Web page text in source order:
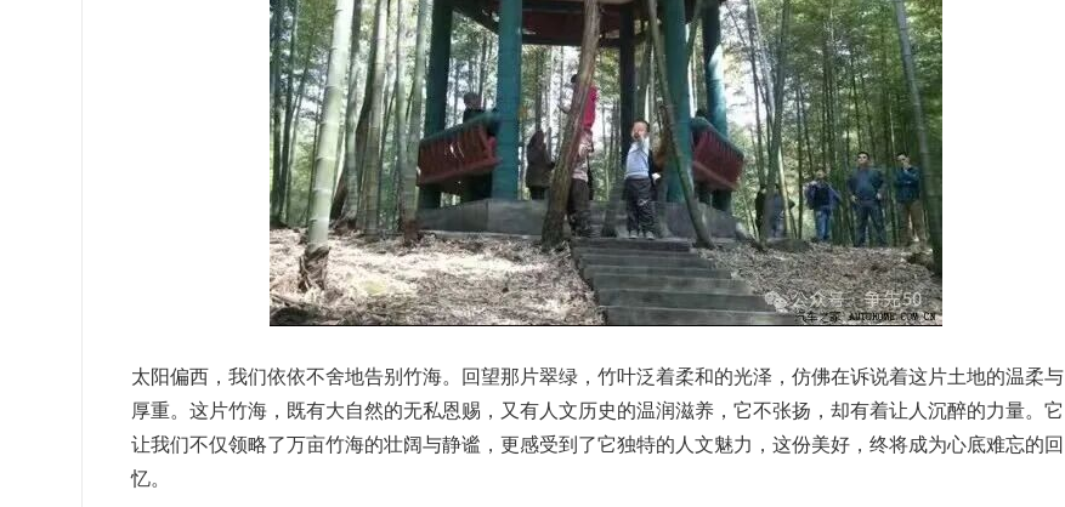
太阳偏西，我们依依不舍地告别竹海。回望那片翠绿，竹叶泛着柔和的光泽，仿佛在诉说着这片土地的温柔与
厚重。这片竹海，既有大自然的无私恩赐，又有人文历史的温润滋养，它不张扬，却有着让人沉醉的力量。它
让我们不仅领略了万亩竹海的壮阔与静谧，更感受到了它独特的人文魅力，这份美好，终将成为心底难忘的回
忆。